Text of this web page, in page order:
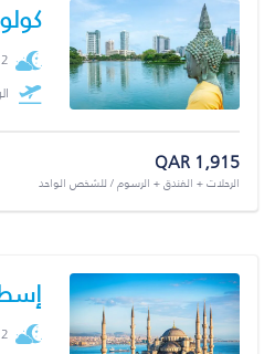
2 ليال
QAR 1,915
الرحلات + الفندق + الرسوم / للشخص الواحد
2 ليال